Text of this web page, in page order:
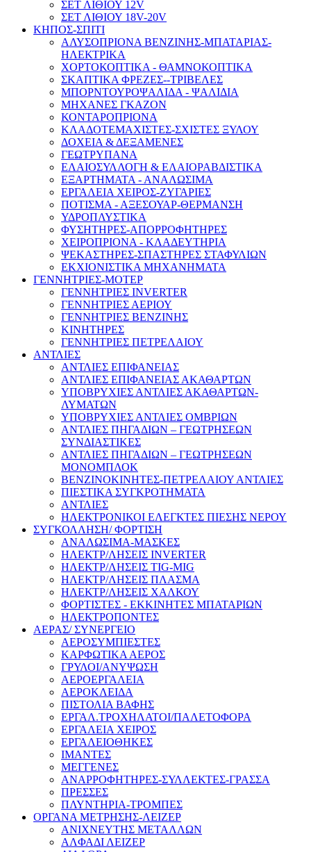
ΣΕΤ ΛΙΘΙΟΥ 12V
ΣΕΤ ΛΙΘΙΟΥ 18V-20V
ΚΗΠΟΣ-ΣΠΙΤΙ
ΑΛΥΣΟΠΡΙΟΝΑ ΒΕΝΖΙΝΗΣ-ΜΠΑΤΑΡΙΑΣ-
ΗΛΕΚΤΡΙΚΑ
ΧΟΡΤΟΚΟΠΤΙΚΑ - ΘΑΜΝΟΚΟΠΤΙΚΑ
ΣΚΑΠΤΙΚΑ ΦΡΕΖΕΣ--ΤΡΙΒΕΛΕΣ
ΜΠΟΡΝΤΟΥΡΟΨΑΛΙΔΑ - ΨΑΛΙΔΙΑ
ΜΗΧΑΝΕΣ ΓΚΑΖΟΝ
ΚΟΝΤΑΡΟΠΡΙΟΝΑ
ΚΛΑΔΟΤΕΜΑΧΙΣΤΕΣ-ΣΧΙΣΤΕΣ ΞΥΛΟΥ
ΔΟΧΕΙΑ & ΔΕΞΑΜΕΝΕΣ
ΓΕΩΤΡΥΠΑΝΑ
ΕΛΑΙΟΣΥΛΛΟΓΗ & ΕΛΑΙΟΡΑΒΔΙΣΤΙΚΑ
ΕΞΑΡΤΗΜΑΤΑ - ΑΝΑΛΩΣΙΜΑ
ΕΡΓΑΛΕΙΑ ΧΕΙΡΟΣ-ΖΥΓΑΡΙΕΣ
ΠΟΤΙΣΜΑ - ΑΞΕΣΟΥΑΡ-ΘΕΡΜΑΝΣΗ
ΥΔΡΟΠΛΥΣΤΙΚΑ
ΦΥΣΗΤΗΡΕΣ-ΑΠΟΡΡΟΦΗΤΗΡΕΣ
ΧΕΙΡΟΠΡΙΟΝΑ - ΚΛΑΔΕΥΤΗΡΙΑ
ΨΕΚΑΣΤΗΡΕΣ-ΣΠΑΣΤΗΡΕΣ ΣΤΑΦΥΛΙΩΝ
ΕΚΧΙΟΝΙΣΤΙΚΑ ΜΗΧΑΝΗΜΑΤΑ
ΓΕΝΝΗΤΡΙΕΣ-ΜΟΤΕΡ
ΓΕΝΝΗΤΡΙΕΣ INVERTER
ΓΕΝΝΗΤΡΙΕΣ ΑΕΡΙΟΥ
ΓΕΝΝΗΤΡΙΕΣ ΒΕΝΖΙΝΗΣ
ΚΙΝΗΤΗΡΕΣ
ΓΕΝΝΗΤΡΙΕΣ ΠΕΤΡΕΛΑΙΟΥ
ΑΝΤΛΙΕΣ
ΑΝΤΛΙΕΣ ΕΠΙΦΑΝΕΙΑΣ
ΑΝΤΛΙΕΣ ΕΠΙΦΑΝΕΙΑΣ ΑΚΑΘΑΡΤΩΝ
ΥΠΟΒΡΥΧΙΕΣ ΑΝΤΛΙΕΣ ΑΚΑΘΑΡΤΩΝ-
ΛΥΜΑΤΩΝ
ΥΠΟΒΡΥΧΙΕΣ ΑΝΤΛΙΕΣ ΟΜΒΡΙΩΝ
ΑΝΤΛΙΕΣ ΠΗΓΑΔΙΩΝ – ΓΕΩΤΡΗΣΕΩΝ
ΣΥΝΔΙΑΣΤΙΚΕΣ
ΑΝΤΛΙΕΣ ΠΗΓΑΔΙΩΝ – ΓΕΩΤΡΗΣΕΩΝ
ΜΟΝΟΜΠΛΟΚ
ΒΕΝΖΙΝΟΚΙΝΗΤΕΣ-ΠΕΤΡΕΛΑΙΟΥ ΑΝΤΛΙΕΣ
ΠΙΕΣΤΙΚΑ ΣΥΓΚΡΟΤΗΜΑΤΑ
ΑΝΤΛΙΕΣ
ΗΛΕΚΤΡΟΝΙΚΟΙ ΕΛΕΓΚΤΕΣ ΠΙΕΣΗΣ ΝΕΡΟΥ
ΣΥΓΚΟΛΛΗΣΗ/ ΦΟΡΤΙΣΗ
ΑΝΑΛΩΣΙΜΑ-ΜΑΣΚΕΣ
ΗΛΕΚΤΡ/ΛΗΣΕΙΣ INVERTER
ΗΛΕΚΤΡ/ΛΗΣΕΙΣ TIG-MIG
ΗΛΕΚΤΡ/ΛΗΣΕΙΣ ΠΛΑΣΜΑ
ΗΛΕΚΤΡ/ΛΗΣΕΙΣ ΧΑΛΚΟΥ
ΦΟΡΤΙΣΤΕΣ - ΕΚΚΙΝΗΤΕΣ ΜΠΑΤΑΡΙΩΝ
ΗΛΕΚΤΡΟΠΟΝΤΕΣ
ΑΕΡΑΣ/ ΣΥΝΕΡΓΕΙΟ
ΑΕΡΟΣΥΜΠΙΕΣΤΕΣ
ΚΑΡΦΩΤΙΚΑ ΑΕΡΟΣ
ΓΡΥΛΟΙ/ΑΝΥΨΩΣΗ
ΑΕΡΟΕΡΓΑΛΕΙΑ
ΑΕΡΟΚΛΕΙΔΑ
ΠΙΣΤΟΛΙΑ ΒΑΦΗΣ
ΕΡΓΑΛ.ΤΡΟΧΗΛΑΤΟΙ/ΠΑΛΕΤΟΦΟΡΑ
ΕΡΓΑΛΕΙΑ ΧΕΙΡΟΣ
ΕΡΓΑΛΕΙΟΘΗΚΕΣ
ΙΜΑΝΤΕΣ
ΜΕΓΓΕΝΕΣ
ΑΝΑΡΡΟΦΗΤΗΡΕΣ-ΣΥΛΛΕΚΤΕΣ-ΓΡΑΣΣΑ
ΠΡΕΣΣΕΣ
ΠΛΥΝΤΗΡΙΑ-ΤΡΟΜΠΕΣ
ΟΡΓΑΝΑ ΜΕΤΡΗΣΗΣ-ΛΕΙΖΕΡ
ΑΝΙΧΝΕΥΤΗΣ ΜΕΤΑΛΛΩΝ
ΑΛΦΑΔΙ ΛΕΙΖΕΡ